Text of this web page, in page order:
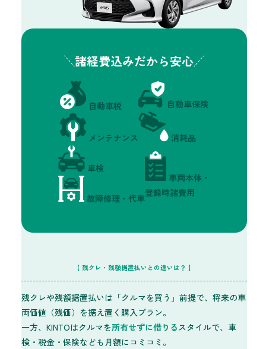
諸経費込みだから安心
自動車税
メンテナンス
自動車保険
消耗品
車検
故障修理・代車
車両本体・
登録時諸費用
【 残クレ・残額据置払いとの違いは？ 】
残クレや残額据置払いは「クルマを買う」前提で、将来の車
両価値（残価）を据え置く購入プラン。
一方、KINTOはクルマを所有せずに借りるスタイルで、車
検・税金・保険なども月額にコミコミ。